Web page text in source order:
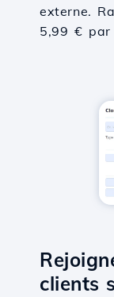
externe.
5,99 € par
clients